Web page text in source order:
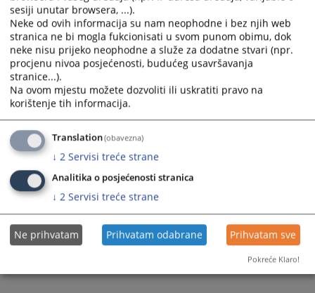
Prateći dokumenti
izvjestaj-o-bih-za-2020-godinu_1604579634
417PREGLEDA
sesiji unutar browsera, ...).
Neke od ovih informacija su nam neophodne i bez njih web
stranica ne bi mogla fukcionisati u svom punom obimu, dok
neke nisu prijeko neophodne a služe za dodatne stvari (npr.
procjenu nivoa posjećenosti, budućeg usavršavanja
stranice...).
Na ovom mjestu možete dozvoliti ili uskratiti pravo na
korištenje tih informacija.
Translation(obavezna)
↓ 2 Servisi treće strane
Analitika o posjećenosti stranica
↓ 2 Servisi treće strane
Ne prihvatam Prihvatam odabrane Prihvatam sve
Pokreće Klaro!